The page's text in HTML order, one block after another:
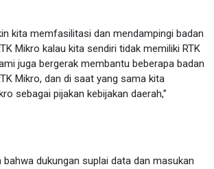
kita memfasilitasi dan mendampingi badan
Mikro kalau kita sendiri tidak memiliki RTK
juga bergerak membantu beberapa badan
Mikro, dan di saat yang sama kita
sebagai pijakan kebijakan daerah,”
bahwa dukungan suplai data dan masukan